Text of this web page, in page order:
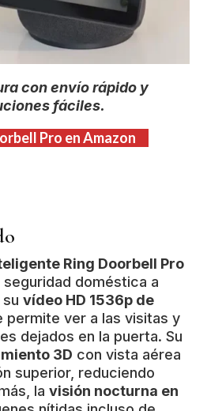
con envío rápido y
fáciles.
Pro en Amazon
Ring Doorbell Pro
seguridad doméstica a
suvídeo HD 1536p de
permite ver a las visitas y
dejados en la puerta. Su
3D con vista aérea
superior, reduciendo
lavisión nocturna en